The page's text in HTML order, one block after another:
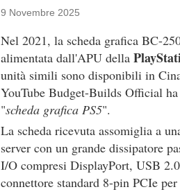
9 Novembre 2025
Nel 2021, la scheda grafica BC-
alimentata dall'APU della
unità simili sono disponibili in
YouTube Budget-Builds Official
"scheda grafica PS5".
La scheda ricevuta assomiglia a
server con un grande dissipatore
I/O compresi DisplayPort, USB
connettore standard 8-pin PCIe